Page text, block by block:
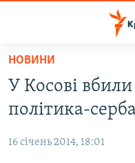
Перейти
основного
матеріалу
до
ПОЛІТИКА
НОВИНИ
У Косові
політика-
16 січень 2014, 18:01